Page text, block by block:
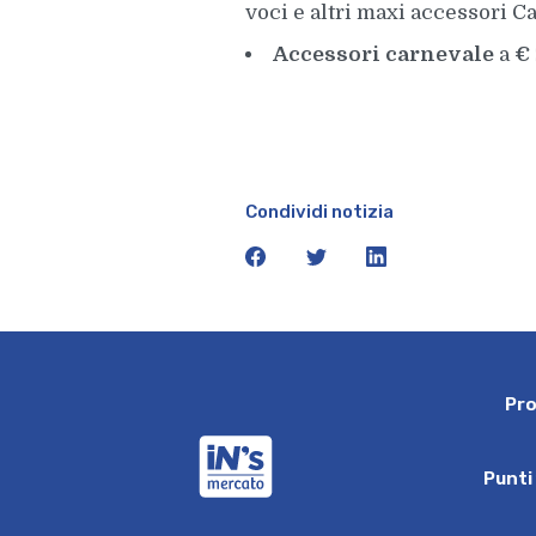
voci e altri maxi accessori
Accessori carnevale a€
Condividi notizia
facebooktwitter
Pro
Punti